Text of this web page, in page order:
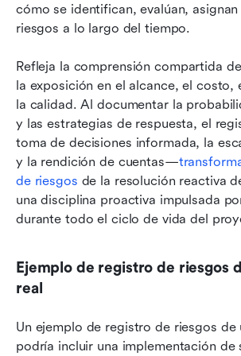
cómo se identifican, evalúan,
riesgos a lo largo del tiempo.
Refleja la comprensión compartida
la exposición en el alcance, el costo,
la calidad. Al documentar la
y las estrategias de respuesta, el
toma de decisiones informada, la
y la rendición de cuentas—
de riesgos de la resolución reactiva
una disciplina proactiva impulsada
durante todo el ciclo de vida del
Ejemplo de registro de riesgos
real
Un ejemplo de registro de riesgos
podría incluir una implementación de